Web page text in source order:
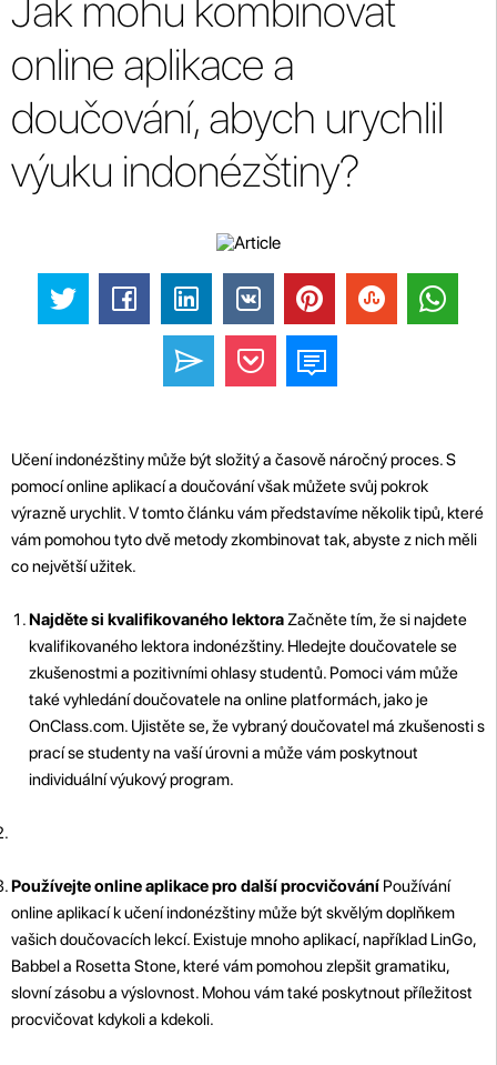
Jak mohu kombinovat
online aplikace a
doučování, abych urychlil
výuku indonézštiny?
Učení indonézštiny může být složitý a časově náročný proces. S
pomocí online aplikací a doučování však můžete svůj pokrok
výrazně urychlit. V tomto článku vám představíme několik tipů, které
vám pomohou tyto dvě metody zkombinovat tak, abyste z nich měli
co největší užitek.
Najděte si kvalifikovaného lektora Začněte tím, že si najdete
kvalifikovaného lektora indonézštiny. Hledejte doučovatele se
zkušenostmi a pozitivními ohlasy studentů. Pomoci vám může
také vyhledání doučovatele na online platformách, jako je
OnClass.com. Ujistěte se, že vybraný doučovatel má zkušenosti s
prací se studenty na vaší úrovni a může vám poskytnout
individuální výukový program.
Používejte online aplikace pro další procvičování Používání
online aplikací k učení indonézštiny může být skvělým doplňkem
vašich doučovacích lekcí. Existuje mnoho aplikací, například LinGo,
Babbel a Rosetta Stone, které vám pomohou zlepšit gramatiku,
slovní zásobu a výslovnost. Mohou vám také poskytnout příležitost
procvičovat kdykoli a kdekoli.